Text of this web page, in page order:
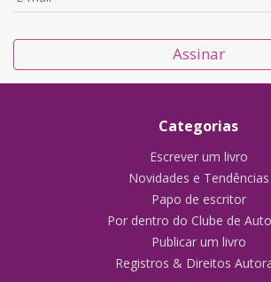
Assinar
Categorias
Escrever um livro
Novidades e Tendências
Papo de escritor
Por dentro do Clube de
Publicar um livro
Registros & Direitos